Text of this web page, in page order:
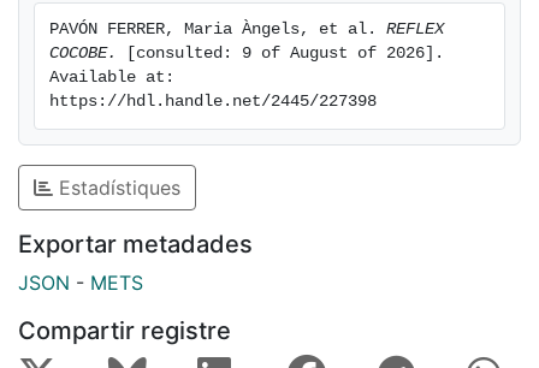
compromisos i accions— amb l’objectiu de reforçar el
lideratge del COCOBE i consolidar processos de
millora sostinguda.
PAVÓN FERRER, Maria Àngels, et al. REFLEX
COCOBE.
[consulted: 9 of August of 2026].
Available at:
https://hdl.handle.net/2445/227398
Estadístiques
Exportar metadades
JSON - METS
Compartir registre